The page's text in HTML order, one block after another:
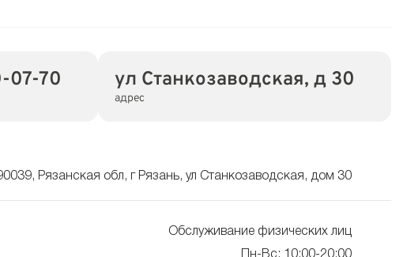
07-70 ул Станкозаводская, д 30
адрес
Рязанская обл, г Рязань, ул Станкозаводская, дом 30
Обслуживание физических лиц
Пн-Вс: 10:00-20:00